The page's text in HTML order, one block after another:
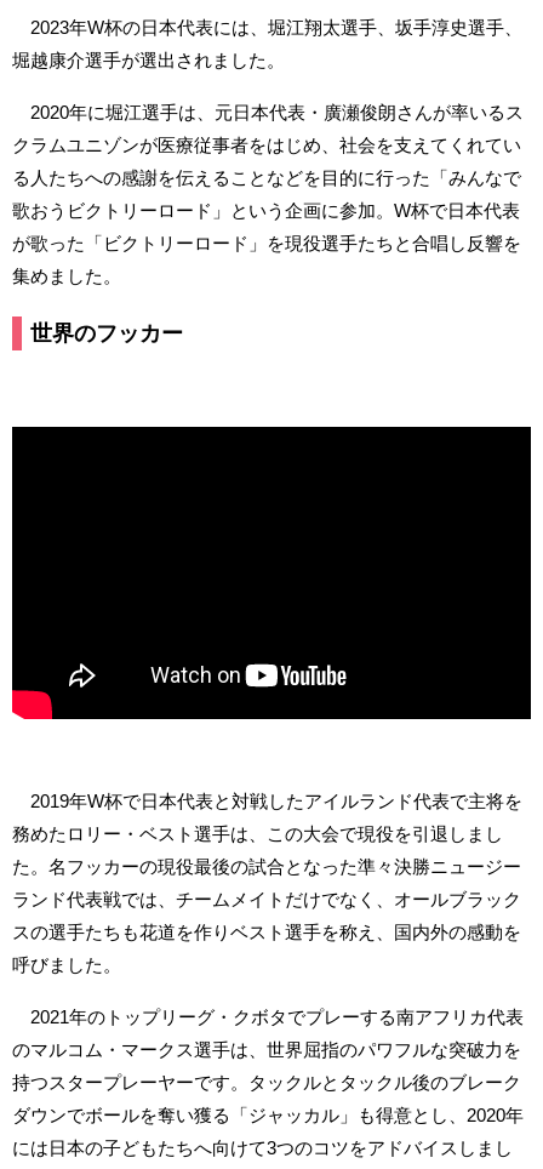
2023年W杯の日本代表には、堀江翔太選手、坂手淳史選手、
堀越康介選手が選出されました。
2020年に堀江選手は、元日本代表・廣瀬俊朗さんが率いるス
クラムユニゾンが医療従事者をはじめ、社会を支えてくれてい
る人たちへの感謝を伝えることなどを目的に行った「みんなで
歌おうビクトリーロード」という企画に参加。W杯で日本代表
が歌った「ビクトリーロード」を現役選手たちと合唱し反響を
集めました。
世界のフッカー
2019年W杯で日本代表と対戦したアイルランド代表で主将を
務めたロリー・ベスト選手は、この大会で現役を引退しまし
た。名フッカーの現役最後の試合となった準々決勝ニュージー
ランド代表戦では、チームメイトだけでなく、オールブラック
スの選手たちも花道を作りベスト選手を称え、国内外の感動を
呼びました。
2021年のトップリーグ・クボタでプレーする南アフリカ代表
のマルコム・マークス選手は、世界屈指のパワフルな突破力を
持つスタープレーヤーです。タックルとタックル後のブレーク
ダウンでボールを奪い獲る「ジャッカル」も得意とし、2020年
には日本の子どもたちへ向けて3つのコツをアドバイスしまし